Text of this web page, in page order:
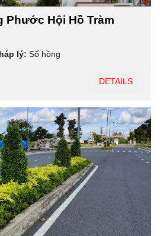
Phước Hội Hồ Tràm
lý: Sổ hồng
DETAILS